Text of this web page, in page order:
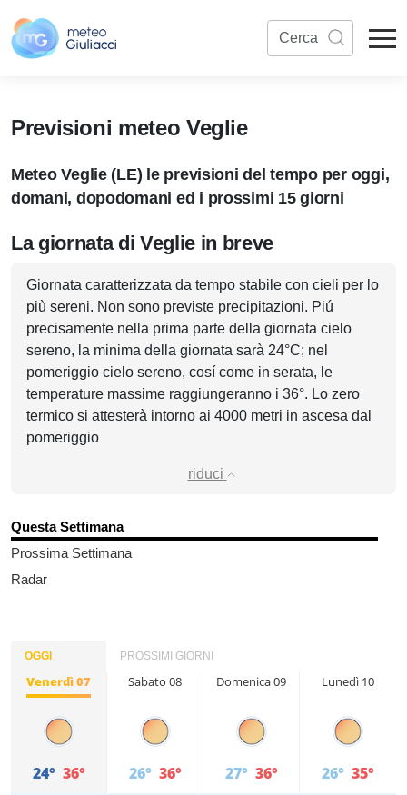
Previsioni meteo Veglie
Meteo Veglie (LE) le previsioni del tempo per oggi,
domani, dopodomani ed i prossimi 15 giorni
La giornata di Veglie in breve
Giornata caratterizzata da tempo stabile con cieli per lo
più sereni. Non sono previste precipitazioni. Piú
precisamente nella prima parte della giornata cielo
sereno, la minima della giornata sarà 24°C; nel
pomeriggio cielo sereno, cosí come in serata, le
temperature massime raggiungeranno i 36°. Lo zero
termico si attesterà intorno ai 4000 metri in ascesa dal
pomeriggio
riduci
Questa Settimana
Prossima Settimana
Radar
OGGI PROSSIMI GIORNI
Venerdì 07
24° 36°
Sabato 08
26° 36°
Domenica 09
27° 36°
Lunedì 10
26° 35°